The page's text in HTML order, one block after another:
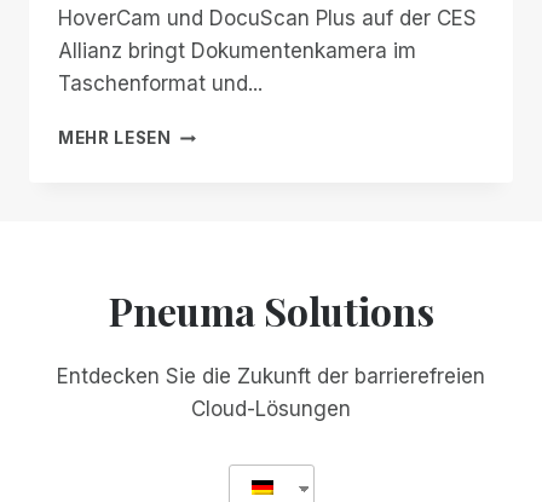
HoverCam und DocuScan Plus auf der CES
Allianz bringt Dokumentenkamera im
Taschenformat und...
MEHR LESEN
PRESSEMITTEILUNG:
DER
Pneuma Solutions
Entdecken Sie die Zukunft der barrierefreien
Cloud-Lösungen